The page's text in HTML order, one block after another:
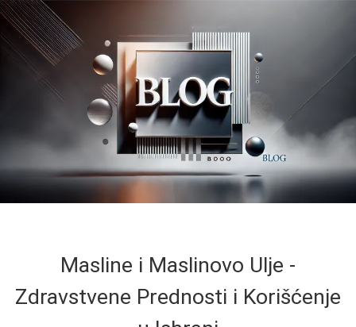
Masline i Maslinovo Ulje -
Zdravstvene Prednosti i Korišćenje